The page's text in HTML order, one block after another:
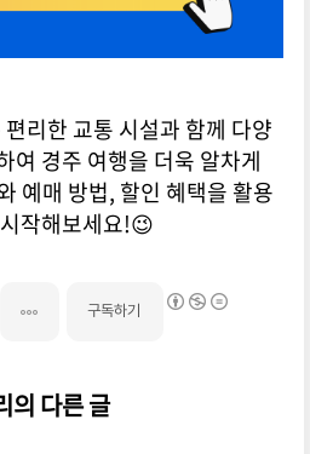
리한 교통 시설과 함께 다양
여 경주 여행을 더욱 알차게
예매 방법, 할인 혜택을 활용
작해보세요!😉
구독하기
의 다른 글